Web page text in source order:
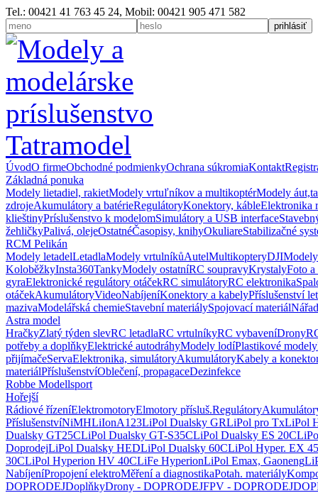
Tel.: 00421 41 763 45 24, Mobil: 00421 905 471 582
ÚvodO firmeObchodné podmienkyOchrana súkromiaKontakt
Základná ponuka
Modely lietadiel, rakietModely vrtuľníkov a multikoptérModely
zdrojeAkumulátory a batérieRegulátoryKonektory, kábleElektronika
klieštinyPríslušenstvo k modelomSimulátory a USB interface
žehličkyPalivá, olejeOstatnéČasopisy, knihyOkuliareStabilizačné
RCM Pelikán
Modely letadelLetadlaModely vrtulníkůAutelMultikopteryDJI
KoloběžkyInsta360TankyModely ostatníRC soupravyKrystalyFoto
gyraElektronické regulátory otáčekRC simulátoryRC elektronika
otáčekAkumulátoryVideoNabíjeníKonektory a kabelyPříslušenství
mazivaModelářská chemieStavební materiálySpojovací materiál
Astra model
HračkyZlatý týden slevRC letadlaRC vrtulníkyRC vybaveníDrony
potřeby a doplňkyElektrické autodráhyModely lodíPlastikové modely
přijímačeServaElektronika, simulátoryAkumulátoryKabely a
materiálPříslušenstvíOblečení, propagaceDezinfekce
Robbe Modellsport
Hořejší
Rádiové řízeníElektromotoryElmotory přísluš.Regulátory
PříslušenstvíNiMHLiIonA123LiPol Dualsky GRLiPol pro TxLiPol
Dualsky GT25CLiPol Dualsky GT-S35CLiPol Dualsky ES 20C
DoprodejLiPol Dualsky HEDLiPol Dualsky 60CLiPol Hyper. EX
30CLiPol Hyperion HV 40CLiFe HyperionLiPol Emax, Gaoneng
NabíjeníPropojení elektroMěření a diagnostikaPotah. materiály
DOPRODEJDoplňkyDrony - DOPRODEJFPV - DOPRODEJ